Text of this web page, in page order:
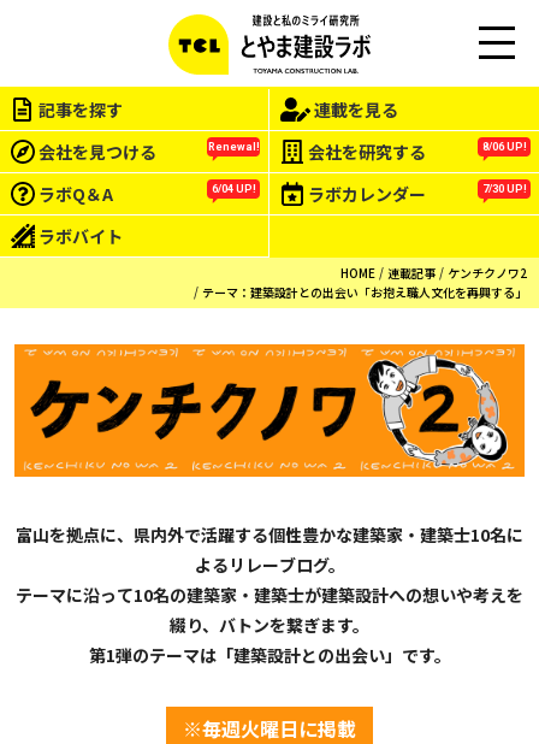
EN
記事を探す
連載を見る
会社を見つける
Renewal! 会社を研究する 8/06 UP!
ラボQ＆A 6/04 UP! ラボカレンダー 7/30 UP!
ラボバイト
HOME 連載記事
ケンチクノワ2
テーマ：建築設計との出会い「お抱え職人文化を再興する」
富山を拠点に、県内外で活躍する個性豊かな建築家・建築士10名に
よるリレーブログ。
テーマに沿って10名の建築家・建築士が建築設計への想いや考えを
綴り、バトンを繋ぎます。
第1弾のテーマは「建築設計との出会い」です。
※毎週火曜日に掲載